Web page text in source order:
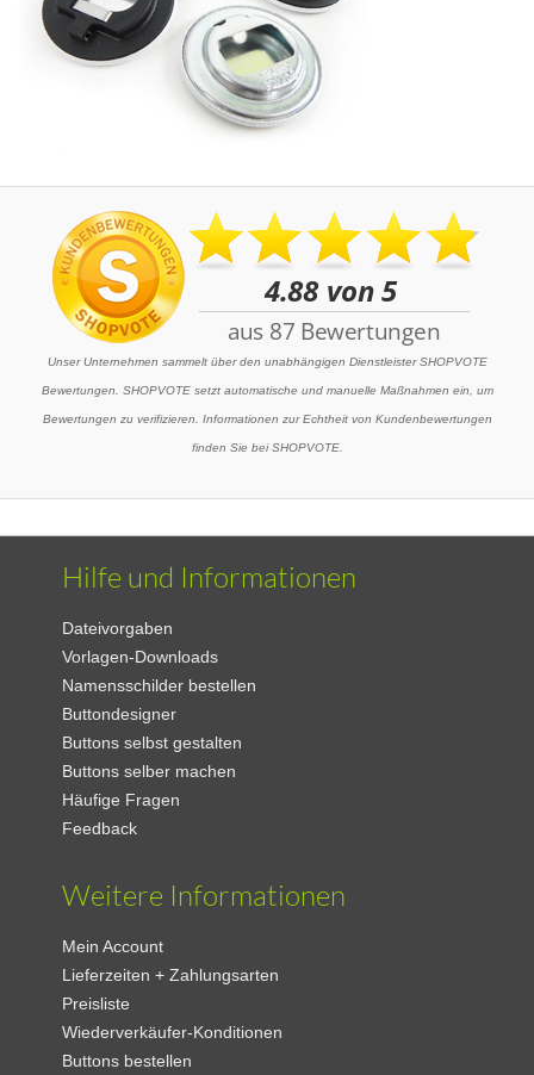
Unser Unternehmen sammelt über den unabhängigen Dienstleister SHOPVOTE
Bewertungen. SHOPVOTE setzt automatische und manuelle Maßnahmen ein, um
Bewertungen zu verifizieren. Informationen zur Echtheit von Kundenbewertungen
finden Sie bei SHOPVOTE.
Hilfe und Informationen
Dateivorgaben
Vorlagen-Downloads
Namensschilder bestellen
Buttondesigner
Buttons selbst gestalten
Buttons selber machen
Häufige Fragen
Feedback
Weitere Informationen
Mein Account
Lieferzeiten + Zahlungsarten
Preisliste
Wiederverkäufer-Konditionen
Buttons bestellen